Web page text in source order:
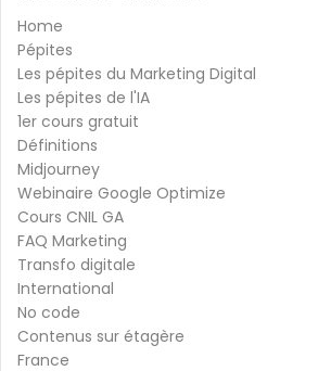
Home
Pépites
Les pépites du Marketing Digital
Les pépites de l'IA
1er cours gratuit
Définitions
Midjourney
Webinaire Google Optimize
Cours CNIL GA
FAQ Marketing
Transfo digitale
International
No code
Contenus sur étagère
France